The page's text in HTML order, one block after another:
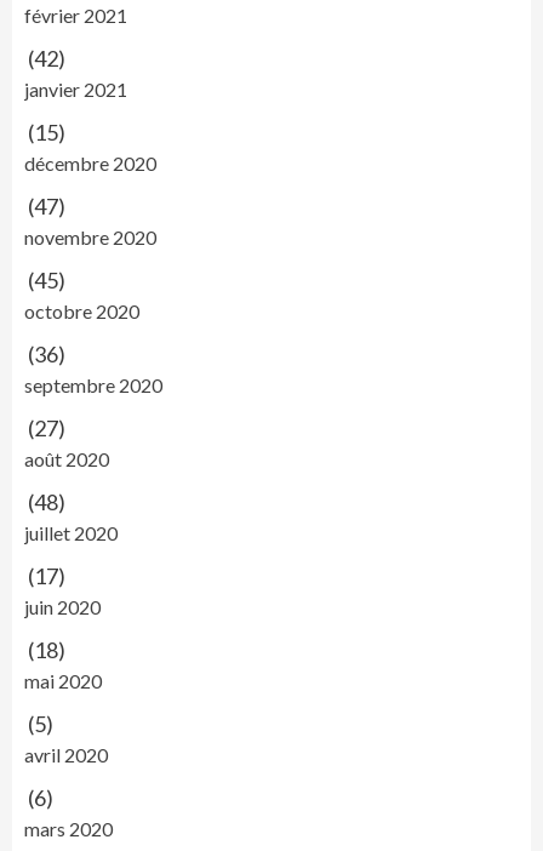
février 2021
(42)
janvier 2021
(15)
décembre 2020
(47)
novembre 2020
(45)
octobre 2020
(36)
septembre 2020
(27)
août 2020
(48)
juillet 2020
(17)
juin 2020
(18)
mai 2020
(5)
avril 2020
(6)
mars 2020